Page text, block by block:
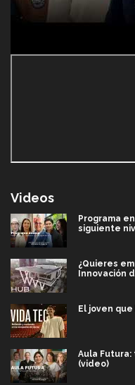
Videos
Programa
siguiente
¿Quieres
Innovación
El joven
Aula
(video)